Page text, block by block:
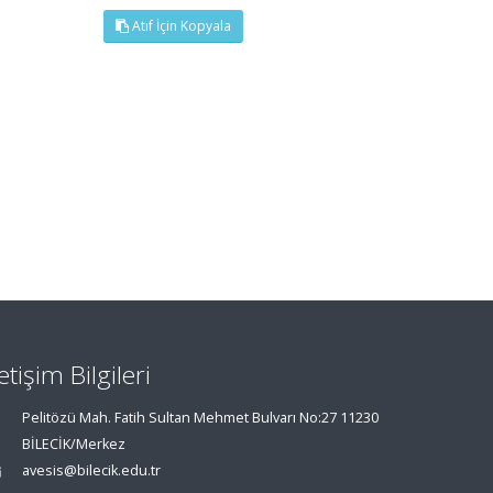
Atıf İçin Kopyala
Bilgileri
Pelitözü Mah. Fatih Sultan Mehmet Bulvarı No:27 11230
BİLECİK/Merkez
avesis@bilecik.edu.tr